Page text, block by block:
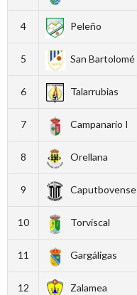
4 Peleño
5 San Bartolomé
6 Talarrubias
7 Campanario I
8 Orellana
9 Caputbovense
10 Torviscal
11 Gargáligas
12 Zalamea